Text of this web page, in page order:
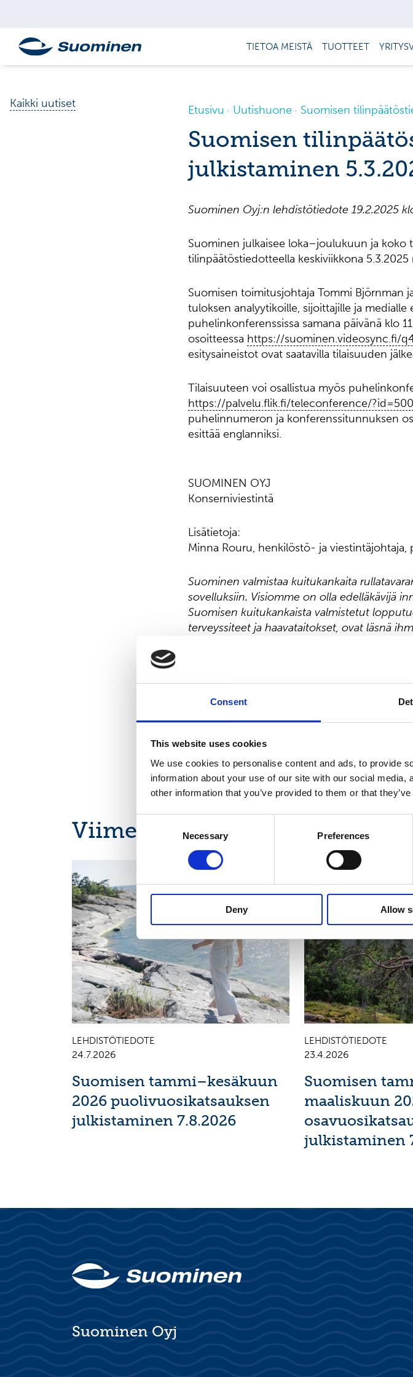
Consent
This website uses cookies
We use cookies to personalise content and ads, to provide
information about your use of our site with our social
other information that you’ve provided to them or that
Selection
Necessary Preferences
Deny Allow
TIETOA MEISTÄ TUOTTEET
Kaikki uutiset Etusivu Uutishuone Suomisen
Suomisen
julkistaminen
Suominen Oyj:n lehdistötiedote 19.2.2025
Suominen julkaisee loka–joulukuun ja koko
tilinpäätöstiedotteella keskiviikkona 5.3.2025
Suomisen toimitusjohtaja Tommi Björnman
tuloksen analyytikoille, sijoittajille ja medialle
puhelinkonferenssissa samana päivänä klo
osoitteessa https://suominen.videosync.fi/
esitysaineistot ovat saatavilla tilaisuuden
Tilaisuuteen voi osallistua myös
https://palvelu.flik.fi/teleconference/
puhelinnumeron ja konferenssitunnuksen
esittää englanniksi.
SUOMINEN OYJ
Konserniviestintä
Lisätietoja:
Minna Rouru, henkilöstö- ja viestintäjohtaja,
Suominen valmistaa kuitukankaita
sovelluksiin. Visiomme on olla edelläkävijä
Suomisen kuitukankaista valmistetut
terveyssiteet ja haavataitokset, ovat läsnä
Viimeisimmät uutiset
LEHDISTÖTIEDOTE
24.7.2026
Suomisen tammi–kesäkuun
2026 puolivuosikatsauksen
julkistaminen 7.8.2026
CALENDAR OF EVENTS
LEHDISTÖTIEDOTE
23.4.2026
Suomisen
maaliskuun
julkistaminen
Suominen Oyj